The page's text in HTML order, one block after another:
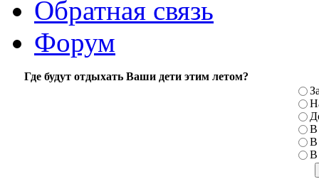
Обратная связь
Форум
Где будут отдыхать Ваши дети этим летом?
В
В
В